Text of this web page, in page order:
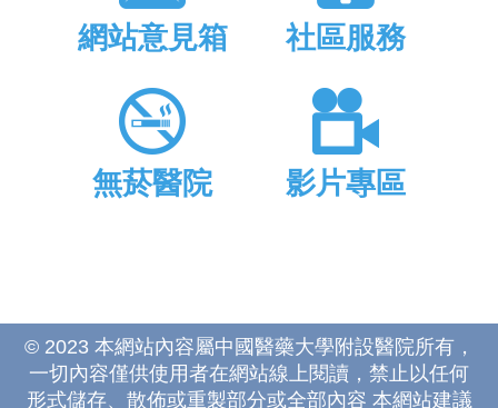
網站意見箱 社區服務
無菸醫院 影片專區
© 2023 本網站內容屬中國醫藥大學附設醫院所有，
一切內容僅供使用者在網站線上閱讀，禁止以任何
形式儲存、散佈或重製部分或全部內容 本網站建議